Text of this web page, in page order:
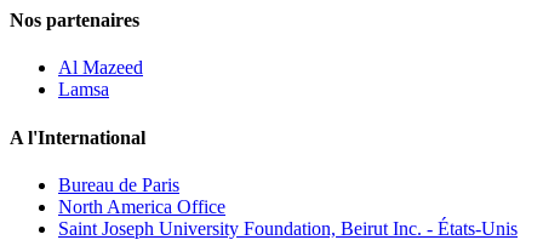
Nos partenaires
Al Mazeed
Lamsa
A l'International
Bureau de Paris
North America Office
Saint Joseph University Foundation, Beirut Inc. - États-Unis